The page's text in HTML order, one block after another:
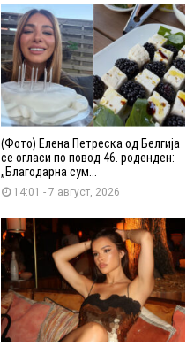
(Фото) Елена Петреска од Белгија
се огласи по повод 46. роденден:
„Благодарна сум...
14:01 - 7 август, 2026